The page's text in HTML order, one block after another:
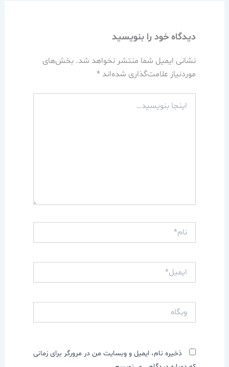
دیدگاه‌ خود را بنویسید
نشانی ایمیل شما منتشر نخواهد شد. بخش‌های
موردنیاز علامت‌گذاری شده‌اند *
بنویسید…
ذخیره نام، ایمیل و وبسایت من در مرورگر برای زمانی